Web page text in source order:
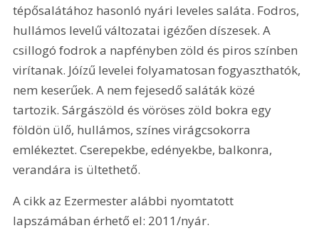
tépősalátához hasonló nyári leveles saláta. Fodros,
hullámos levelű változatai igézően díszesek. A
csillogó fodrok a napfényben zöld és piros színben
virítanak. Jóízű levelei folyamatosan fogyaszthatók,
nem keserűek. A nem fejesedő saláták közé
tartozik. Sárgászöld és vöröses zöld bokra egy
földön ülő, hullámos, színes virágcsokorra
emlékeztet. Cserepekbe, edényekbe, balkonra,
verandára is ültethető.
A cikk az Ezermester alábbi nyomtatott
lapszámában érhető el: 2011/nyár.